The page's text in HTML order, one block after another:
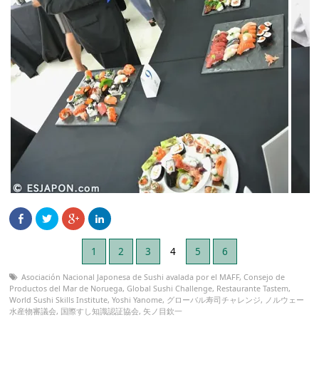
1 2 3 4 5 6
Asociación Nacional Japonesa de Sushi avalada por el MAFF,Consejo de
Productos del Mar de Noruega,Global Sushi Challenge, Restaurante Tastem,
World Sushi Skills Institute,Yoshi Yanome, グローバル寿司チャレンジ, ノルウェー
水産物審議会, 国際すし知識認証協会, 矢ノ目欽一